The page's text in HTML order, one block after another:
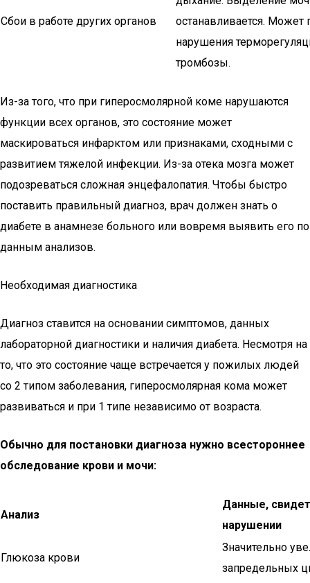
Сбои в работе других органов
останавливается. Может
нарушения
тромбозы.
Из-за того, что при гиперосмолярной коме нарушаются
функции всех органов, это состояние может
маскироваться инфарктом или признаками, сходными с
развитием тяжелой инфекции. Из-за отека мозга может
подозреваться сложная энцефалопатия. Чтобы быстро
поставить правильный диагноз, врач должен знать о
диабете в анамнезе больного или вовремя выявить его по
данным анализов.
Необходимая диагностика
Диагноз ставится на основании симптомов, данных
лабораторной диагностики и наличия диабета. Несмотря на
то, что это состояние чаще встречается у пожилых людей
со 2 типом заболевания, гиперосмолярная кома может
развиваться и при 1 типе независимо от возраста.
Обычно для постановки диагноза нужно всестороннее
обследование крови и мочи:
Анализ
Данные,
нарушении
Глюкоза крови
Значительно
запредельных